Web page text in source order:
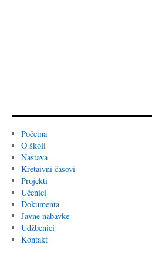
Početna
O školi
Nastava
Kretaivni časovi
Projekti
Učenici
Dokumenta
Javne nabavke
Udžbenici
Kontakt